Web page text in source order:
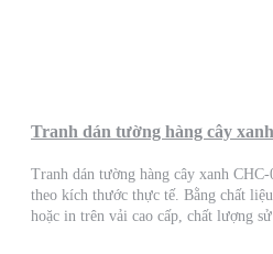
Tranh dán tường hàng cây
Tranh dán tường hàng cây xanh
theo kích thước thực tế. Bằng chất
hoặc in trên vải cao cấp, chất lượng